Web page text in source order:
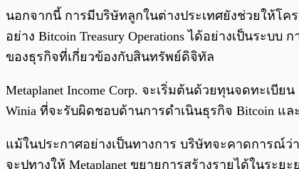
นอกจากนี้ การมีบริษัทลูกในต่างประเทศยังช่วยให้โค
อย่าง Bitcoin Treasury Operations ได้อย่างเป็นระ
ของธุรกิจที่เกี่ยวข้องกับสินทรัพย์ดิจิทัล
Metaplanet Income Corp. จะเริ่มต้นด้วยทุนจดทะเบี
Winia ที่จะรับผิดชอบด้านการดำเนินธุรกิจ Bitcoin แ
แม้ในประกาศอย่างเป็นทางการ บริษัทจะคาดการณ์
จะปูทางให้ Metaplanet ขยายการสร้างรายได้ในร